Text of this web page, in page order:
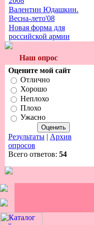
Валентин Юдашкин.
Весна-лето'08
Новая форма для
российской армии
Наш опрос
Оцените мой сайт
Отлично
Хорошо
Неплохо
Плохо
Ужасно
Результаты| Архив
опросов
Всего ответов: 54